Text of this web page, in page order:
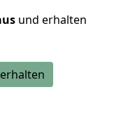
und erhalten